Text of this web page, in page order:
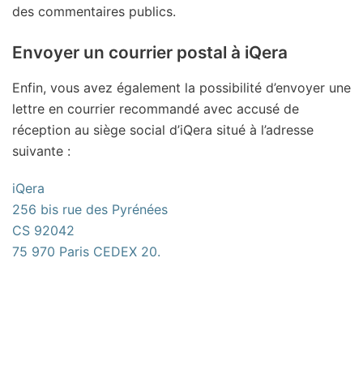
des commentaires publics.
Envoyer un courrier postal à iQera
Enfin, vous avez également la possibilité d’envoyer une
lettre en courrier recommandé avec accusé de
réception au siège social d’iQera situé à l’adresse
suivante :
iQera
256 bis rue des Pyrénées
CS 92042
75 970 Paris CEDEX 20.